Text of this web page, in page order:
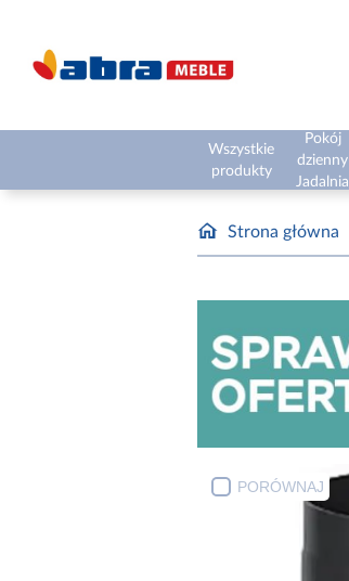
Wszystkie
produkty
Pokój
dzienny
Jadalnia
Strona główna
PORÓWNAJ